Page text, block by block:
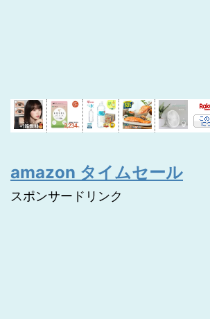
amazon タイムセール
スポンサードリンク